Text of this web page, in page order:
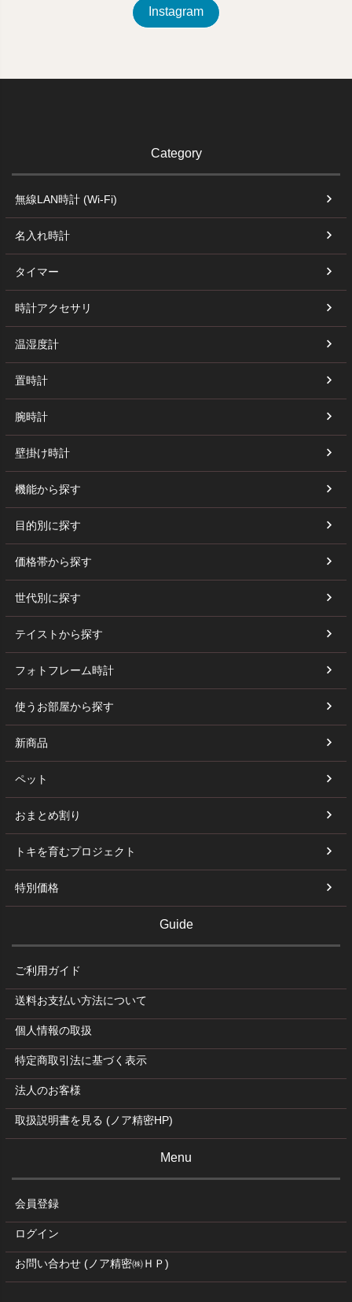
Instagram
Category
無線LAN時計 (Wi-Fi)
名入れ時計
タイマー
時計アクセサリ
温湿度計
置時計
腕時計
壁掛け時計
機能から探す
目的別に探す
価格帯から探す
世代別に探す
テイストから探す
フォトフレーム時計
使うお部屋から探す
新商品
ペット
おまとめ割り
トキを育むプロジェクト
特別価格
Guide
ご利用ガイド
送料お支払い方法について
個人情報の取扱
特定商取引法に基づく表示
法人のお客様
取扱説明書を見る (ノア精密HP)
Menu
会員登録
ログイン
お問い合わせ (ノア精密㈱ＨＰ)